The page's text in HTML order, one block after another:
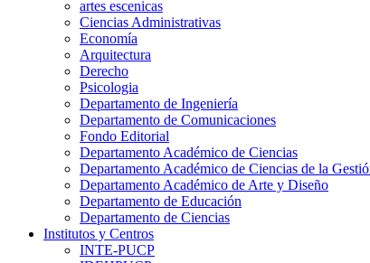
artes escenicas
Ciencias Administrativas
Economía
Arquitectura
Derecho
Psicologia
Departamento de Ingeniería
Departamento de Comunicaciones
Fondo Editorial
Departamento Académico de Ciencias
Departamento Académico de Ciencias de la
Departamento Académico de Arte y Diseño
Departamento de Educación
Departamento de Ciencias
Institutos y Centros
INTE-PUCP